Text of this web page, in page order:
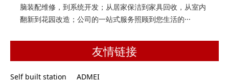
脑装配维修，到系统开发；从居家保洁到家具回收，从室内
翻新到花园改造；公司的一站式服务照顾到您生活的···
友情链接
Self built station ADMEI